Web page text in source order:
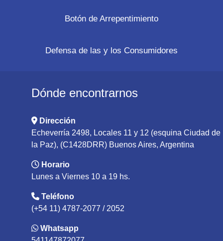
Botón de Arrepentimiento
Defensa de las y los Consumidores
Dónde encontrarnos
Dirección
Echeverría 2498, Locales 11 y 12 (esquina Ciudad de
la Paz), (C1428DRR) Buenos Aires, Argentina
Horario
Lunes a Viernes 10 a 19 hs.
Teléfono
(+54 11) 4787-2077 / 2052
Whatsapp